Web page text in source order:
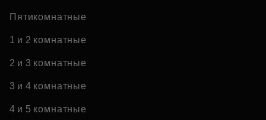
Пятикомнатные
1 и 2 комнатные
2 и 3 комнатные
3 и 4 комнатные
4 и 5 комнатные